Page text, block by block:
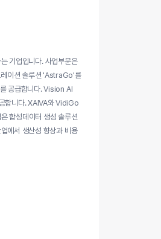
기업입니다. 사업부문은
이션 솔루션 'AstraGo'를
공급합니다. Vision AI
합니다. XAIVA와 VidiGo
합성데이터 생성 솔루션
에서 생산성 향상과 비용